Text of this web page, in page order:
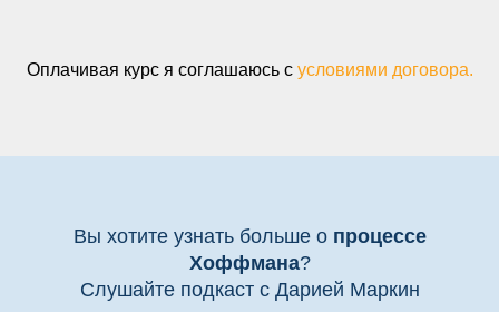
Оплачивая курс я соглашаюсь с условиями договора.
Вы хотите узнать больше о процессе
Хоффмана?
Слушайте подкаст с Дарией Маркин